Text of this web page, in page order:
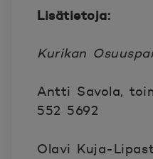
Lisätietoja:
Kurikan
Antti Savola,
552 5692
Olavi Kuja-